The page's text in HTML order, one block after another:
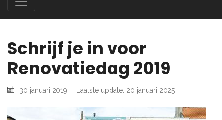
Schrijf je in voor
Renovatiedag 2019
30 januari 2019 Laatste update: 20 januari 2025